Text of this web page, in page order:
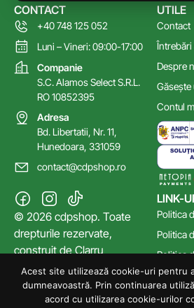
LINK-
Politica
Politica
Politica
Poltica
UTILE
Contact
Întrebări
Despre
Găsește
Contul
CONTACT
+40 748 125 052
Luni – Vineri: 09:00-17:00
Companie
S.C. Alamos Select S.R.L.
RO 10852395
Adresa
Bd. Libertatii, Nr. 11,
Hunedoara, 331059
contact@cdpshop.ro
© 2026 cdpshop. Toate
drepturile rezervate,
construit deClarru
Acest site utilizează cookie-uri pentru
dumneavoastră. Prin continuarea
acord cu utilizarea cookie-urilor